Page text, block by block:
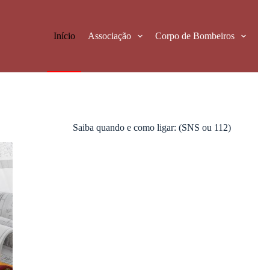
Início Associação Corpo de Bombeiros
Saiba quando e como ligar: (SNS ou 112)